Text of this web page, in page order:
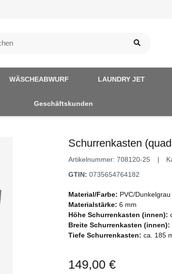
WÄSCHEABWURF LAUNDRY JET
Geschäftskunden
Schurrenkasten
Artikelnummer: 708120-25
GTIN: 0735654764182
Material/Farbe: PVC/Dunkelgrau
Materialstärke: 6 mm
Höhe Schurrenkasten (innen):
Breite Schurrenkasten (innen):
Tiefe Schurrenkasten: ca. 185
149,00 €